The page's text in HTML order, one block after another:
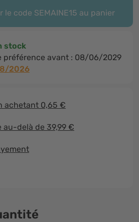
le code SEMAINE15 au panier
stock
préférence avant : 08/06/2029
2026
achetant 0,65 €
au-delà de 39,99 €